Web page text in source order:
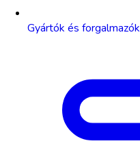
Gyártók és forgalmazók